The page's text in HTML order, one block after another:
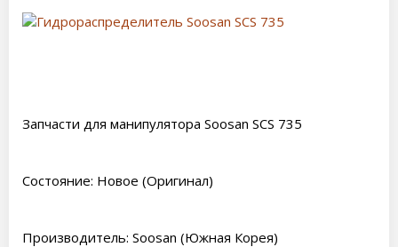
Запчасти для манипулятора Soosan SCS 735
Состояние: Новое (Оригинал)
Производитель: Soosan (Южная Корея)